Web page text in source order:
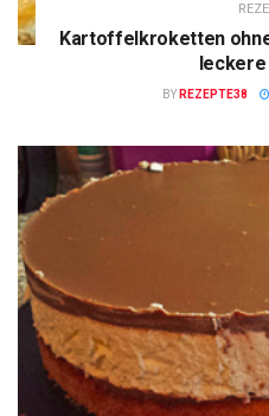
Kartoffelkroketten
BY REZEPTE38